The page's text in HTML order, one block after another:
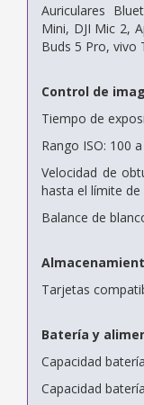
Auriculares
Mini, DJI Mic 2,
Buds 5 Pro, vivo
Control de
Tiempo de
Rango ISO: 100
Velocidad de
hasta el límite
Balance de
Tarjetas
Batería y
Capacidad
Capacidad